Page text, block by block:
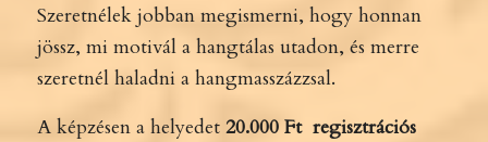
Szeretnélek jobban megismerni, hogy honnan
jössz, mi motivál a hangtálas utadon, és merre
szeretnél haladni a hangmasszázzsal.
A képzésen a helyedet 20.000 Ft regisztrációs